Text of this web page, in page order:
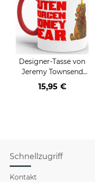
Designer-Tasse von
Jeremy Townsend
"Honeybear"
15,95 €
Schnellzugriff
Kontakt